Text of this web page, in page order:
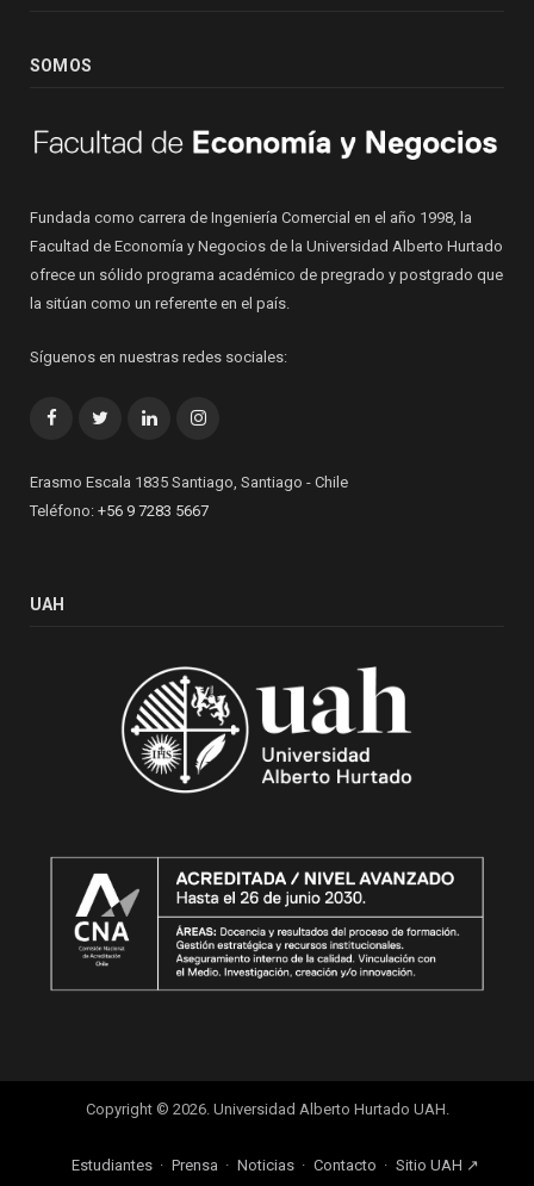
SOMOS
Fundada como carrera de Ingeniería Comercial en el año 1998, la
Facultad de Economía y Negocios de la Universidad Alberto Hurtado
ofrece un sólido programa académico de pregrado y postgrado que
la sitúan como un referente en el país.
Síguenos en nuestras redes sociales:
FacebookTwitterLinkedInInstagram
Erasmo Escala 1835 Santiago, Santiago - Chile
Teléfono: +56 9 7283 5667
UAH
Copyright © 2026. Universidad Alberto Hurtado UAH.
Estudiantes Prensa Noticias Contacto Sitio UAH ↗